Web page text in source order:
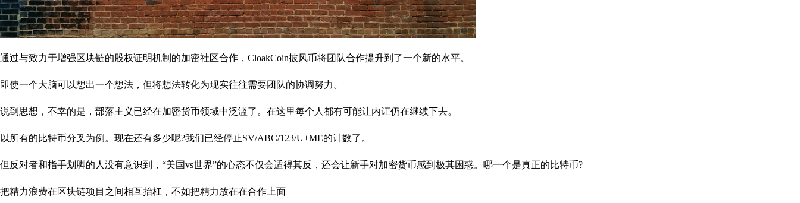
通过与致力于增强区块链的股权证明机制的加密社区合作，CloakCoin披风币将团队合作提升到了一个新的水平。
即使一个大脑可以想出一个想法，但将想法转化为现实往往需要团队的协调努力。
说到思想，不幸的是，部落主义已经在加密货币领域中泛滥了。在这里每个人都有可能让内讧仍在继续下去。
以所有的比特币分叉为例。现在还有多少呢?我们已经停止SV/ABC/123/U+ME的计数了。
但反对者和指手划脚的人没有意识到，“美国vs世界”的心态不仅会适得其反，还会让新手对加密货币感到极其困惑。哪一个是真正的比特币?
把精力浪费在区块链项目之间相互抬杠，不如把精力放在在合作上面